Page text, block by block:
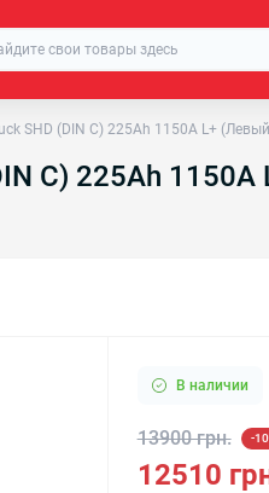
SHD (DIN C) 225Ah 1150A L+
C) 225Ah
В наличии
13900 грн. -
12510